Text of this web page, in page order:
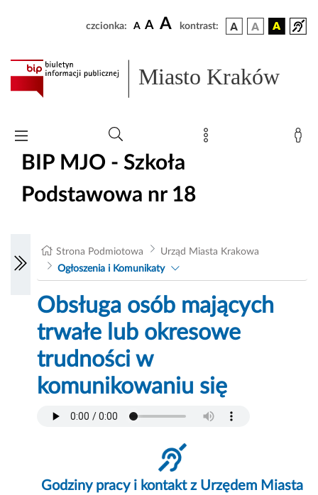
czcionka: A A A kontrast:
Miasto Kraków
BIP MJO - Szkoła
Podstawowa nr 18
Strona Podmiotowa
Urząd Miasta Krakowa
Ogłoszenia i Komunikaty
Obsługa osób mających
trwałe lub okresowe
trudności w
komunikowaniu się
Godziny pracy i kontakt z Urzędem Miasta